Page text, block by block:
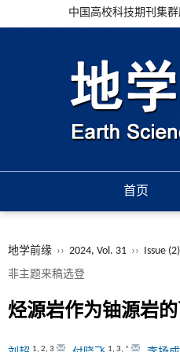
中国高校科技期刊集
首页
地学前缘 ›› 2024, Vol. 31 ›› Issue (2)
非主题来稿选登
烃源岩作为铀源岩
1, 2, 3 1, 3, *